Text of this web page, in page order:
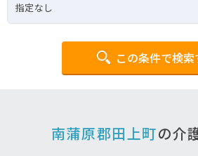
指定なし
この条件で検索
南蒲原郡田上町の介